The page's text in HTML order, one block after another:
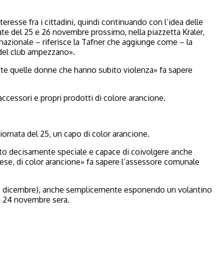
fra i cittadini, quindi continuando con l’idea delle
del 25 e 26 novembre prossimo, nella piazzetta Kraler,
– riferisce la Tafner che aggiunge come – la
club ampezzano».
quelle donne che hanno subito violenza» fa sapere
e propri prodotti di colore arancione.
del 25, un capo di color arancione.
decisamente speciale e capace di coivolgere anche
di color arancione» fa sapere l’assessore comunale
anche semplicemente esponendo un volantino
novembre sera.